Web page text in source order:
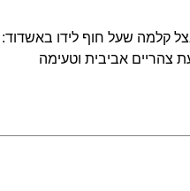
קלמה שעל חוף לידו
צהריים אביבית וטעימה